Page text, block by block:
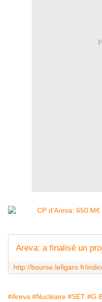
#Areva #Nucléaire #SET